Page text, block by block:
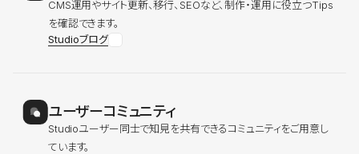
CMS運用やサイト更新、移行、SEOなど、制作・運用に役立つTips
を確認できます。
Studioブログ
ユーザーコミュニティ
Studioユーザー同士で知見を共有できるコミュニティをご用意し
ています。